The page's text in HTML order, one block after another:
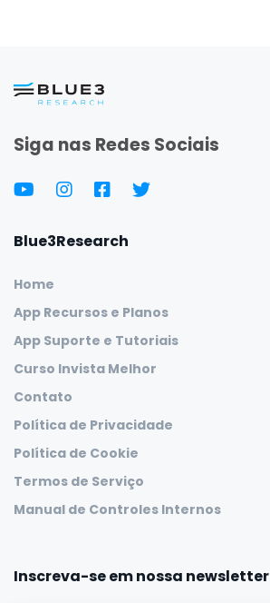
Siga nas Redes Sociais
Blue3Research
Home
App Recursos e Planos
App Suporte e Tutoriais
Curso Invista Melhor
Contato
Política de Privacidade
Política de Cookie
Termos de Serviço
Manual de Controles Internos
Inscreva-se em nossa newsletter